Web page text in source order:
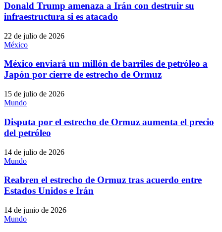
Donald Trump amenaza a Irán con destruir su
infraestructura si es atacado
22 de julio de 2026
México
México enviará un millón de barriles de petróleo a
Japón por cierre de estrecho de Ormuz
15 de julio de 2026
Mundo
Disputa por el estrecho de Ormuz aumenta el precio
del petróleo
14 de julio de 2026
Mundo
Reabren el estrecho de Ormuz tras acuerdo entre
Estados Unidos e Irán
14 de junio de 2026
Mundo